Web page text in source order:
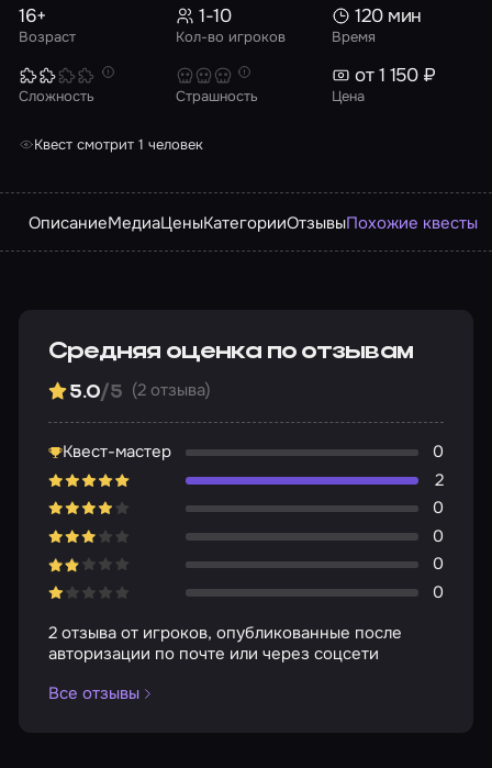
Возраст
16+
Кол-во игроков
1-10
Время
120 мин
Сложность Страшность Цена
от 1 150 ₽
Квест смотрит 1 человек
ОписаниеМедиаЦеныКатегорииОтзывыПохожие квесты
Средняя оценка по отзывам
5.0/5 (2 отзыва)
Квест-мастер
0
2
0
0
0
0
2 отзыва от игроков, опубликованные после
авторизации по почте или через соцсети
Все отзывы